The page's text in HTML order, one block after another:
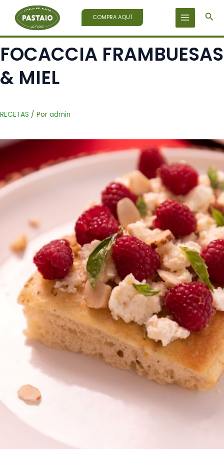
contenido
COMPRA AQUÍ
FOCACCIA FRAMBUESAS
& MIEL
RECETAS / Por admin